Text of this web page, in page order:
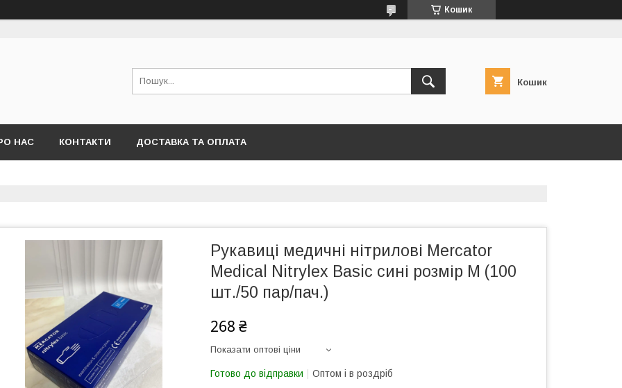
Кошик
Кошик
НАС КОНТАКТИ ДОСТАВКА ТА ОПЛАТА
Рукавиці медичні нітрилові Mercator
Medical Nitrylex Basic сині розмір M (100
шт./50 пар/пач.)
268 ₴
Показати оптові ціни
Готово до відправки Оптом і в роздріб